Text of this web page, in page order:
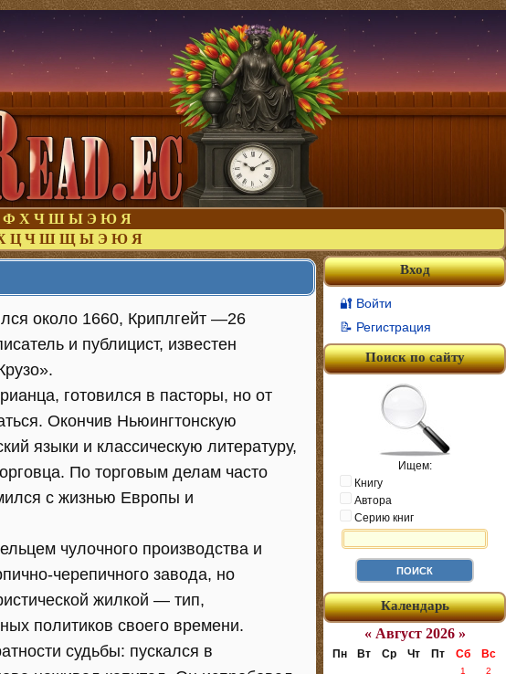
Ф Х Ч Ш Ы Э Ю Я
Ц Ч Ш Щ Ы Э Ю Я
около 1660, Криплгейт —26
и публицист, известен
готовился в пасторы, но от
Окончив Ньюингтонскую
языки и классическую литературу,
По торговым делам часто
с жизнью Европы и
чулочного производства и
черепичного завода, но
жилкой — тип,
политиков своего времени.
судьбы: пускался в
Вход
🔐 Войти
📝 Регистрация
Поиск по сайту
Ищем:
Книгу
Автора
Серию книг
Календарь
« Август 2026 »
Пн Вт Ср Чт Пт Сб Вс
1
2